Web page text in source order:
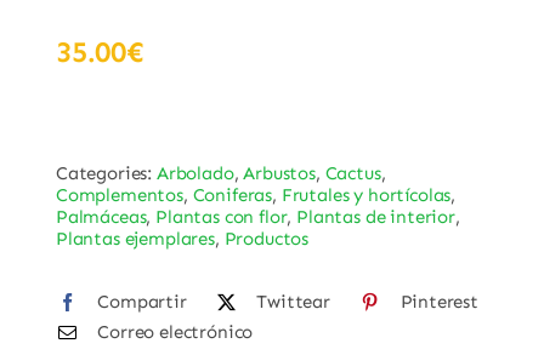
35.00€
Categories: Arbolado,Arbustos, Cactus,
Complementos, Coniferas, Frutales y hortícolas,
Palmáceas, Plantas con flor, Plantas de interior,
Plantas ejemplares, Productos
Compartir Twittear
Pinterest
Correo electrónico